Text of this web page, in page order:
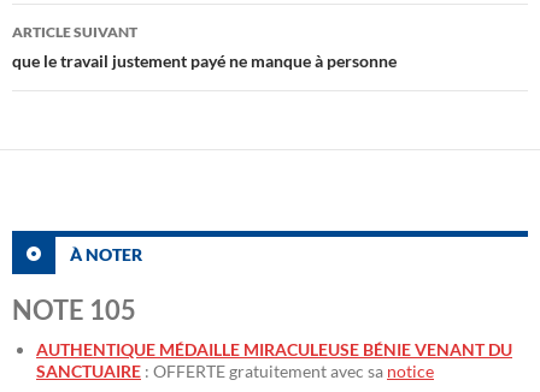
articles
ARTICLE SUIVANT
que le travail justement payé ne manque à personne
À NOTER
NOTE 105
AUTHENTIQUE MÉDAILLE MIRACULEUSE BÉNIE VENANT DU
SANCTUAIRE : OFFERTE gratuitement avec sa notice